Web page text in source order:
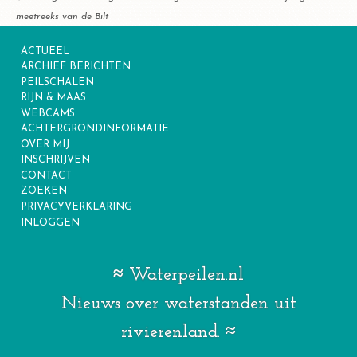
meetreeks van de Bilt
ACTUEEL
ARCHIEF BERICHTEN
PEILSCHALEN
RIJN & MAAS
WEBCAMS
ACHTERGRONDINFORMATIE
OVER MIJ
INSCHRIJVEN
CONTACT
ZOEKEN
PRIVACYVERKLARING
INLOGGEN
Waterpeilen.nl
Nieuws over waterstanden uit
rivierenland.